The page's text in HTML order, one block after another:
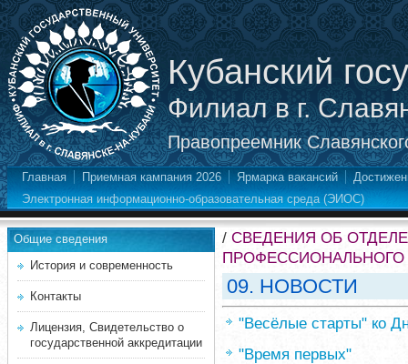
Кубанский
Филиал в г.
Правопреемник
Главная Приемная кампания 2026 Ярмарка вакансий
Электронная информационно-образовательная среда (ЭИОС)
Общие сведения
История и современность
Контакты
Лицензия, Свидетельство о
государственной аккредитации
/ СВЕДЕНИЯ ОБ
ПРОФЕССИОНАЛЬНОГО
09. НОВОСТИ
"Весёлые старты" ко
"Время первых"